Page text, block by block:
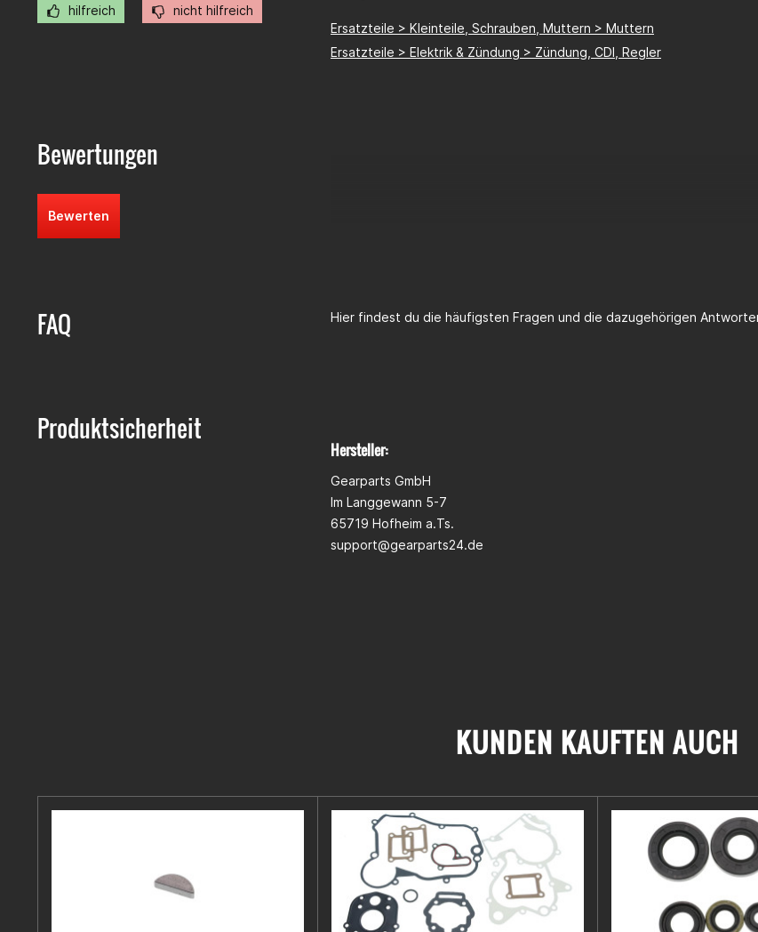
hilfreich nicht hilfreich
Ersatzteile > Kleinteile, Schrauben, Muttern > Muttern
Ersatzteile > Elektrik & Zündung > Zündung, CDI, Regler
Bewertungen
Bewerten
FAQ Hier findest du die häufigsten Fragen und die dazugehörigen
Produktsicherheit
Hersteller:
Gearparts GmbH
Im Langgewann 5-7
65719 Hofheim a.Ts.
support@gearparts24.de
KUNDEN KAUFTEN AUCH